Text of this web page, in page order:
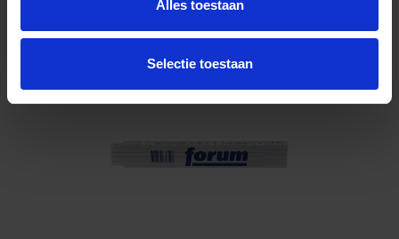
Alles toestaan
Selectie toestaan